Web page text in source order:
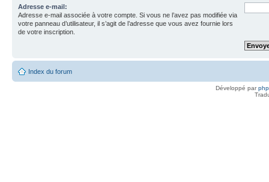
Adresse e-mail:
Adresse e-mail associée à votre compte. Si vous ne l’avez pas modifiée via
votre panneau d’utilisateur, il s’agit de l’adresse que vous avez fournie lors
de votre inscription.
Index du forum
Développé par